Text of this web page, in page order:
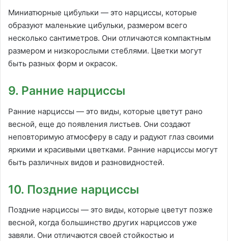
Миниатюрные цибульки — это нарциссы, которые
образуют маленькие цибульки, размером всего
несколько сантиметров. Они отличаются компактным
размером и низкорослыми стеблями. Цветки могут
быть разных форм и окрасок.
9. Ранние нарциссы
Ранние нарциссы — это виды, которые цветут рано
весной, еще до появления листьев. Они создают
неповторимую атмосферу в саду и радуют глаз своими
яркими и красивыми цветками. Ранние нарциссы могут
быть различных видов и разновидностей.
10. Поздние нарциссы
Поздние нарциссы — это виды, которые цветут позже
весной, когда большинство других нарциссов уже
завяли. Они отличаются своей стойкостью и